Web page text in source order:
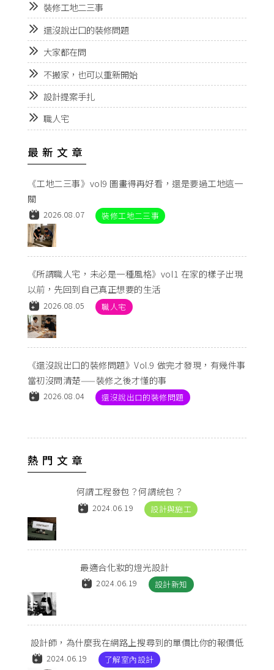
裝修工地二三事
還沒說出口的裝修問題
大家都在問
不搬家，也可以重新開始
設計提案手扎
職人宅
最新文章
《工地二三事》vol9 圖畫得再好看，還是要過工地這一
關
2026.08.07 裝修工地二三事
《所謂職人宅，未必是一種風格》vol1 在家的樣子出現
以前，先回到自己真正想要的生活
2026.08.05 職人宅
《還沒說出口的裝修問題》Vol.9 做完才發現，有幾件事
當初沒問清楚——裝修之後才懂的事
2026.08.04 還沒說出口的裝修問題
熱門文章
何謂工程發包？何謂統包？
2024.06.19 設計與施工
最適合化妝的燈光設計
2024.06.19 設計新知
設計師，為什麼我在網路上搜尋到的單價比你的報價低
2024.06.19 了解室內設計